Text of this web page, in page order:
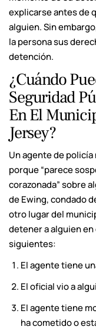
explicarse antes de
alguien. Sin
la persona sus
detención.
¿Cuándo
Seguridad
En El
Jersey?
Un agente de
porque “parece
corazonada” sobre
de Ewing, condado
otro lugar del
detener a alguien
siguientes:
El agente tiene
El oficial vio a
El agente tiene
ha cometido o